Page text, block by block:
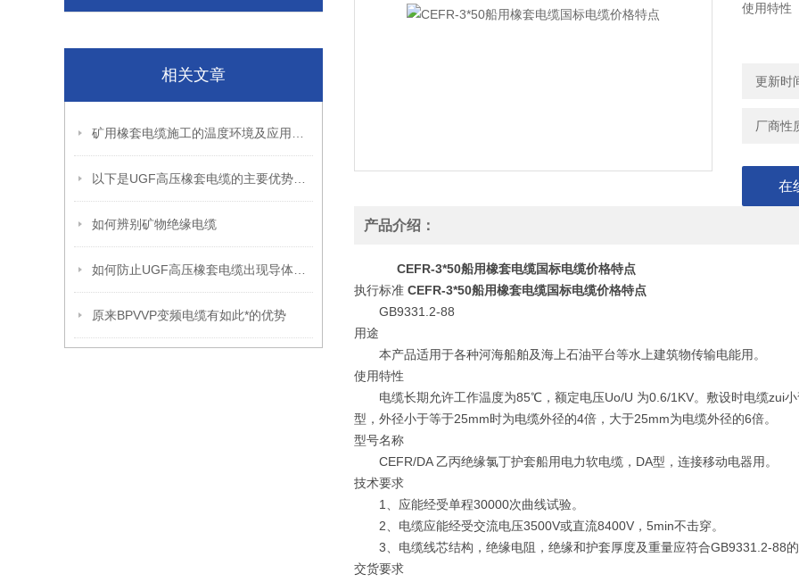
相关文章
如何辨别矿物绝缘电缆
原来BPVVP变频电缆有如此*的优势
使用特性
电缆Z小
更新时
厂商性
在
产品介绍：
CEFR-3*50船用橡套电缆国标电缆价格特点
执行标准 CEFR-3*50船用橡套电缆国标电缆价格特点
GB9331.2-88
用途
本产品适用于各种河海船舶及海上石油平台等水上建筑物传输电能用。
使用特性
电缆长期允许工作温度为85℃，额定电压Uo/U 为0.6/1KV。敷设时电缆zui小
型，外径小于等于25mm时为电缆外径的4倍，大于25mm为电缆外径的6倍。
型号名称
CEFR/DA 乙丙绝缘氯丁护套船用电力软电缆，DA型，连接移动电器用。
技术要求
1、应能经受单程30000次曲线试验。
2、电缆应能经受交流电压3500V或直流8400V，5min不击穿。
3、电缆线芯结构，绝缘电阻，绝缘和护套厚度及重量应符合GB9331.2-88的
交货要求